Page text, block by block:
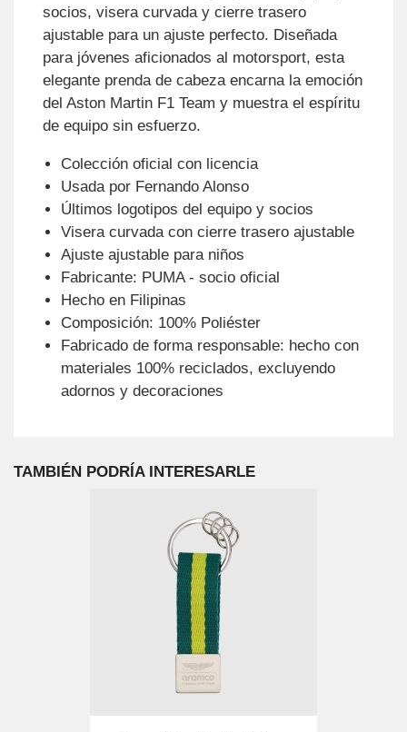
socios, visera curvada y cierre trasero
ajustable para un ajuste perfecto. Diseñada
para jóvenes aficionados al motorsport, esta
elegante prenda de cabeza encarna la emoción
del Aston Martin F1 Team y muestra el espíritu
de equipo sin esfuerzo.
Colección oficial con licencia
Usada por Fernando Alonso
Últimos logotipos del equipo y socios
Visera curvada con cierre trasero ajustable
Ajuste ajustable para niños
Fabricante: PUMA - socio oficial
Hecho en Filipinas
Composición: 100% Poliéster
Fabricado de forma responsable: hecho con
materiales 100% reciclados, excluyendo
adornos y decoraciones
TAMBIÉN PODRÍA INTERESARLE